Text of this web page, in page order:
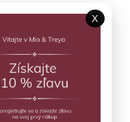
98 cm
X